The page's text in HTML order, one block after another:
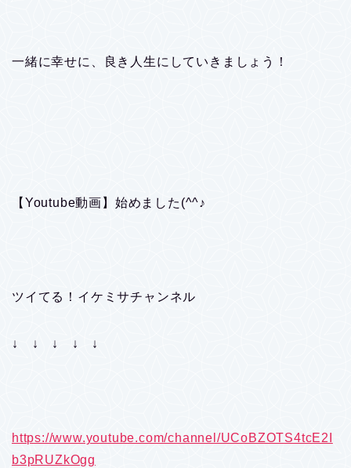
一緒に幸せに、良き人生にしていきましょう！
【Youtube動画】始めました(^^♪
ツイてる！イケミサチャンネル
↓ ↓ ↓ ↓ ↓
https://www.youtube.com/channel/UCoBZOTS4tcE2I
b3pRUZkOgg